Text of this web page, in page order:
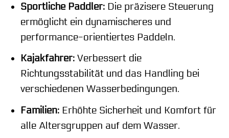
Sportliche Paddler:Die präzisere Steuerung
ermöglicht ein dynamischeres und
performance-orientiertes Paddeln.
Kajakfahrer:Verbessert die
Richtungsstabilität und das Handling bei
verschiedenen Wasserbedingungen.
Familien:Erhöhte Sicherheit und Komfort für
alle Altersgruppen auf dem Wasser.